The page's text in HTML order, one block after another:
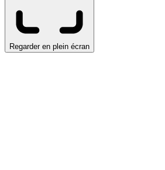
Regarder en plein écran